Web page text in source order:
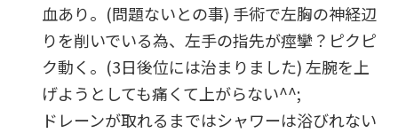
血あり。(問題ないとの事) 手術で左胸の神経辺
りを削いでいる為、左手の指先が痙攣？ピクピ
ク動く。(3日後位には治まりました) 左腕を上
げようとしても痛くて上がらない^^;
ドレーンが取れるまではシャワーは浴びれない